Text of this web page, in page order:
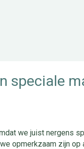
speciale
we juist nergens
opmerkzaam zijn